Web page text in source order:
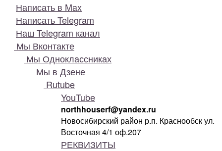
Написать в Max
Написать Telegram
Наш Telegram канал
Мы Вконтакте
Мы Одноклассниках
Мы в Дзене
Rutube
YouTube
northhouserf@yandex.ru
Новосибирский район р.п. Краснообск ул.
Восточная 4/1 оф.207
РЕКВИЗИТЫ